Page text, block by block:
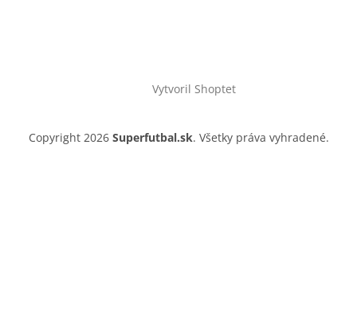
Vytvoril Shoptet
Copyright 2026 Superfutbal.sk. Všetky práva vyhradené.